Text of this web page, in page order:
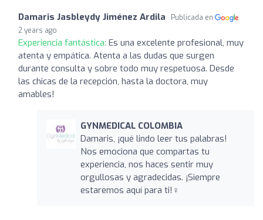
Damaris Jasbleydy Jiménez Ardila
Publicada en
2 years ago
Experiencia fantástica: Es una excelente profesional, muy
atenta y empática. Atenta a las dudas que surgen
durante consulta y sobre todo muy respetuosa. Desde
las chicas de la recepción, hasta la doctora, muy
amables!
GYNMEDICAL COLOMBIA
Damaris, ¡qué lindo leer tus palabras!
Nos emociona que compartas tu
experiencia, nos haces sentir muy
orgullosas y agradecidas. ¡Siempre
estaremos aquí para ti!‍♀️